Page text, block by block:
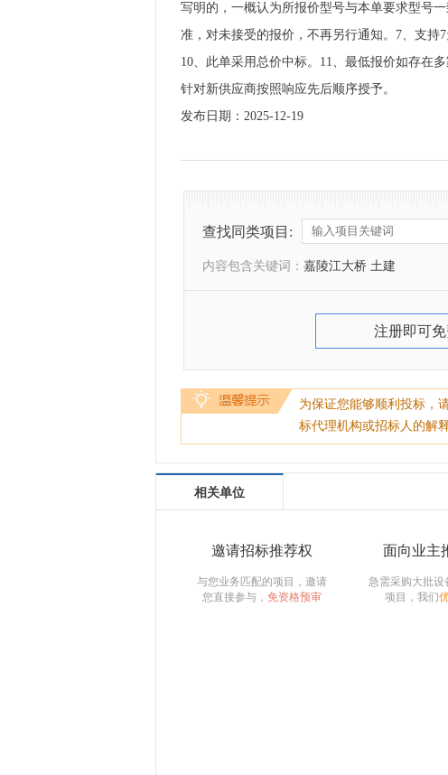
写明的，一概认为所报价型号与本单要求型号
准，对未接受的报价，不再另行通知。7、支持
10、此单采用总价中标。11、最低报价如存在
针对新供应商按照响应先后顺序授予。
发布日期：2025-12-19
查找同类项目:
内容包含关键词： 嘉陵江大桥 土建
注册即可
为保证您能够顺利投标，
标代理机构或招标人的解
相关单位
邀请招标推荐权
与您业务匹配的项目，邀请
您直接参与， 免资格预审
面向业主
急需采购大批设
项目，我们